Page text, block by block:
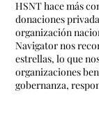
HSNT hace más
donaciones
organización
Navigator nos
estrellas, lo que
organizaciones
gobernanza,